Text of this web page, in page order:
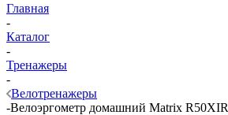
Главная
-
Каталог
-
Тренажеры
-
Велотренажеры
-Велоэргометр домашний Matrix R50XIR